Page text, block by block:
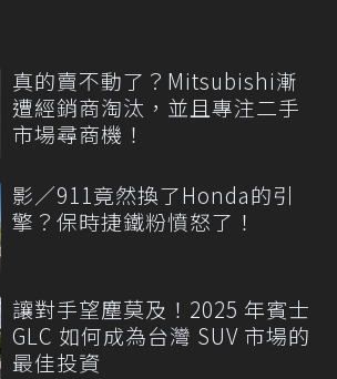
真的賣不動了？Mitsubishi漸
遭經銷商淘汰，並且專注二手
市場尋商機！
影／911竟然換了Honda的引
擎？保時捷鐵粉憤怒了！
讓對手望塵莫及！2025 年賓士
GLC 如何成為台灣 SUV 市場的
最佳投資